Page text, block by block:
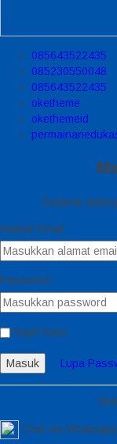
085643522435
085230550048
085643522435
oketheme
okethemeid
Selamat
Alamat Email
Password
Ingat Saya
Masuk Lupa
Chat via Whatsapp